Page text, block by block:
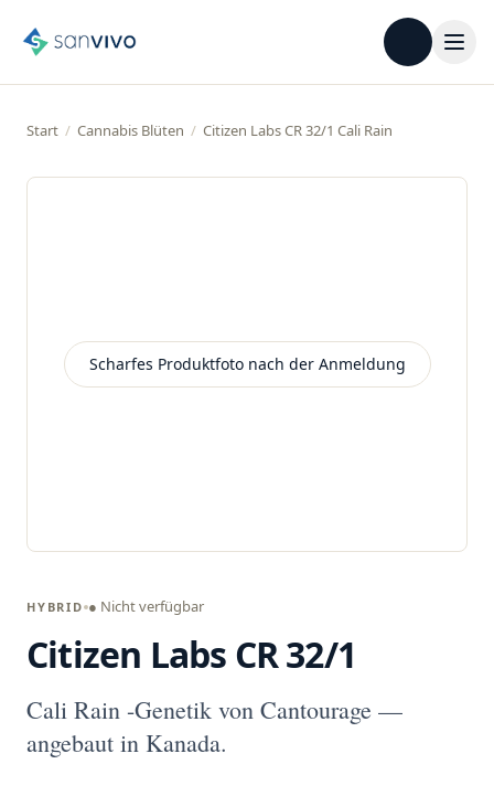
Start / Cannabis Blüten / Citizen Labs CR 32/1 Cali Rain
Scharfes Produktfoto nach der Anmeldung
HYBRID ● Nicht verfügbar
Citizen Labs CR 32/1
Cali Rain -Genetik von Cantourage —
angebaut in Kanada.